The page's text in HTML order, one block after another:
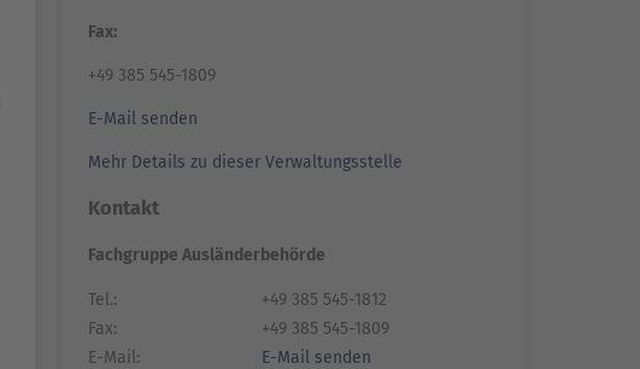
Fax:
+49 385 545-1809
E-Mail senden
Mehr Details zu dieser Verwaltungsstelle
Kontakt
Fachgruppe Ausländerbehörde
Tel.:
+49 385 545-1812
Fax:
+49 385 545-1809
E-Mail:
E-Mail senden